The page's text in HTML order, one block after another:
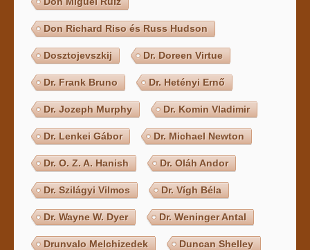
Don Richard Riso és Russ Hudson
Dosztojevszkij Dr. Doreen Virtue
Dr. Frank Bruno Dr. Hetényi Ernő
Dr. Jozeph Murphy Dr. Komin Vladimir
Dr. Lenkei Gábor Dr. Michael Newton
Dr. O. Z. A. Hanish Dr. Oláh Andor
Dr. Szilágyi Vilmos Dr. Vígh Béla
Dr. Wayne W. Dyer Dr. Weninger Antal
Drunvalo Melchizedek Duncan Shelley